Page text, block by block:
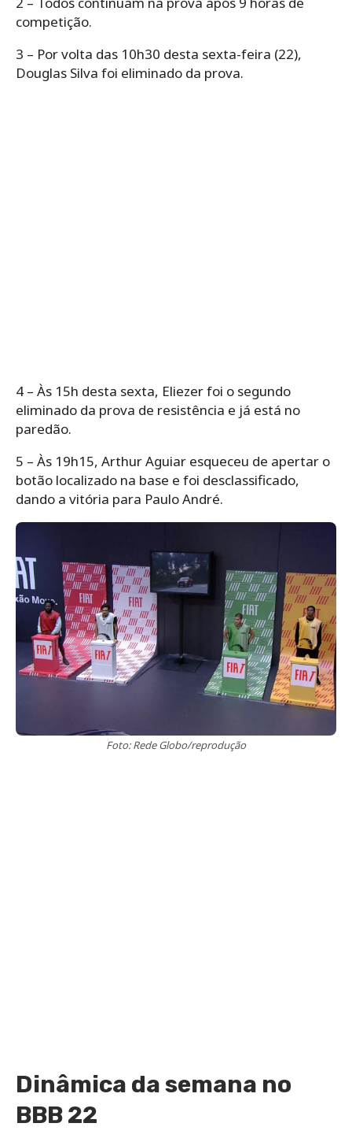
competição.
3 – Por volta das 10h30 desta sexta-feira (22),
Douglas Silva foi eliminado da prova.
4 – Às 15h desta sexta, Eliezer foi o segundo
eliminado da prova de resistência e já está no
paredão.
5 – Às 19h15, Arthur Aguiar esqueceu de apertar o
botão localizado na base e foi desclassificado,
dando a vitória para Paulo André.
Foto: Rede Globo/reprodução
Dinâmica da semana no
BBB 22